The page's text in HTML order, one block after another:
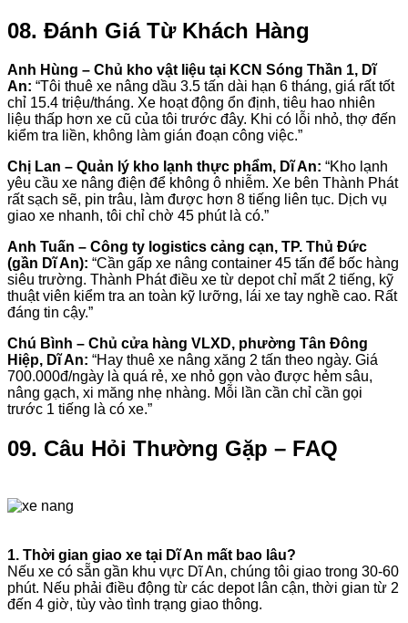
08. Đánh Giá Từ Khách Hàng
Anh Hùng – Chủ kho vật liệu tại KCN Sóng Thần 1, Dĩ
An: “Tôi thuê xe nâng dầu 3.5 tấn dài hạn 6 tháng, giá rất tốt
chỉ 15.4 triệu/tháng. Xe hoạt động ổn định, tiêu hao nhiên
liệu thấp hơn xe cũ của tôi trước đây. Khi có lỗi nhỏ, thợ đến
kiểm tra liền, không làm gián đoạn công việc.”
Chị Lan – Quản lý kho lạnh thực phẩm, Dĩ An: “Kho lạnh
yêu cầu xe nâng điện để không ô nhiễm. Xe bên Thành Phát
rất sạch sẽ, pin trâu, làm được hơn 8 tiếng liên tục. Dịch vụ
giao xe nhanh, tôi chỉ chờ 45 phút là có.”
Anh Tuấn – Công ty logistics cảng cạn, TP. Thủ Đức
(gần Dĩ An): “Cần gấp xe nâng container 45 tấn để bốc hàng
siêu trường. Thành Phát điều xe từ depot chỉ mất 2 tiếng, kỹ
thuật viên kiểm tra an toàn kỹ lưỡng, lái xe tay nghề cao. Rất
đáng tin cậy.”
Chú Bình – Chủ cửa hàng VLXD, phường Tân Đông
Hiệp, Dĩ An: “Hay thuê xe nâng xăng 2 tấn theo ngày. Giá
700.000đ/ngày là quá rẻ, xe nhỏ gọn vào được hẻm sâu,
nâng gạch, xi măng nhẹ nhàng. Mỗi lần cần chỉ cần gọi
trước 1 tiếng là có xe.”
09. Câu Hỏi Thường Gặp – FAQ
1. Thời gian giao xe tại Dĩ An mất bao lâu?
Nếu xe có sẵn gần khu vực Dĩ An, chúng tôi giao trong 30-60
phút. Nếu phải điều động từ các depot lân cận, thời gian từ 2
đến 4 giờ, tùy vào tình trạng giao thông.